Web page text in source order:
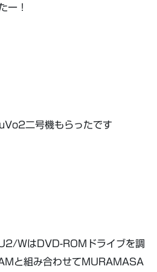
ー！
二号機もらったです
WはDVD-ROMドライブを調
と組み合わせてMURAMASA